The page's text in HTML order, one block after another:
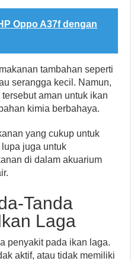
Oppo A37f dengan
tambahan seperti
serangga kecil. Namun,
aman untuk ikan
kimia berbahaya.
yang cukup untuk
juga untuk
di dalam akuarium
Tanda
Laga
penyakit pada ikan laga.
aktif, atau tidak memiliki